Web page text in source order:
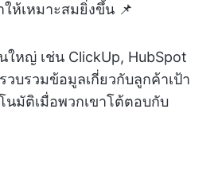
ห้เหมาะสมยิ่งขึ้น 📌
ใหญ่ เช่น ClickUp, HubSpot
วบรวมข้อมูลเกี่ยวกับลูกค้าเป้า
นมัติเมื่อพวกเขาโต้ตอบกับ